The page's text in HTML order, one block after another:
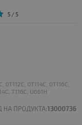
5/ 5
0T112C, 0T114C, 0T116C,
T116C, U661H
НА ПРОДУКТА:13000736